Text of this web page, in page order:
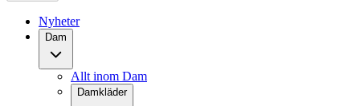
Nyheter
Dam
Allt inom Dam
Damkläder